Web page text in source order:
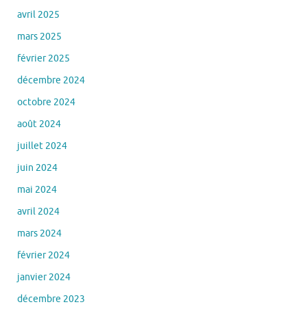
avril 2025
mars 2025
février 2025
décembre 2024
octobre 2024
août 2024
juillet 2024
juin 2024
mai 2024
avril 2024
mars 2024
février 2024
janvier 2024
décembre 2023